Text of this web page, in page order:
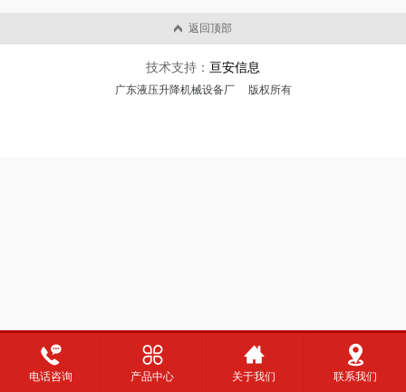
返回顶部
技术支持： 亘安信息
广东液压升降机械设备厂 版权所有
电话咨询 产品中心 关于我们 联系我们